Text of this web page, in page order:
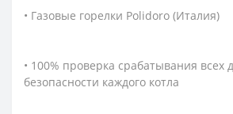
• Газовые горелки Polidoro (Италия)
• 100% проверка срабатывания всех
безопасности каждого котла